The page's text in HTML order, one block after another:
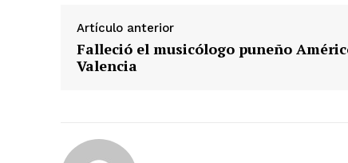
Artículo anterior
Falleció el musicólogo puneño
Valencia